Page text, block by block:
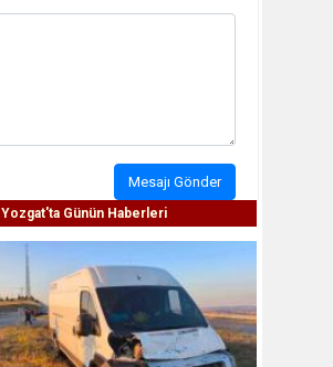
Mesajı Gönder
Yozgat'ta Günün Haberleri